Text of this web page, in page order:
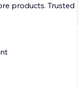
products. Trusted